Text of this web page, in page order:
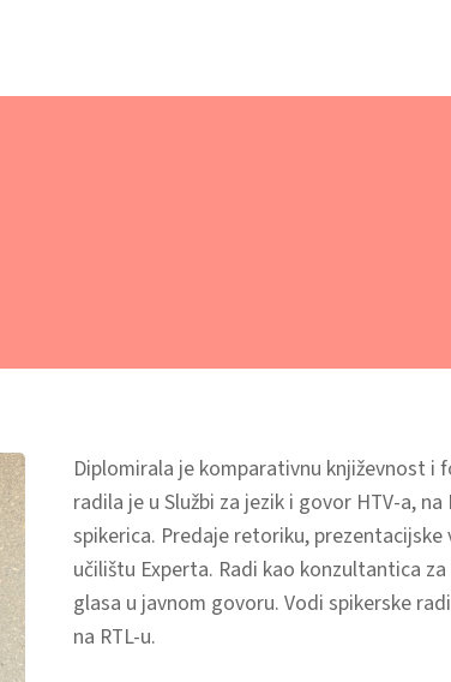
Diplomirala je komparativnu književnost
radila je u Službi za jezik i govor HTV-a,
spikerica. Predaje retoriku,
učilištu Experta. Radi kao konzultantica
glasa u javnom govoru. Vodi spikerske
na RTL-u.